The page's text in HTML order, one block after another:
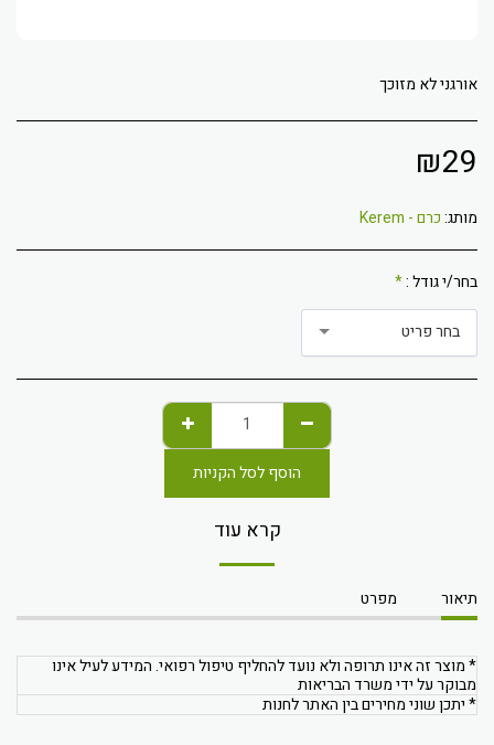
אורגני לא מזוכך
₪29
מותג:כרם - Kerem
בחר/י גודל :*
בחר פריט
הוסף לסל הקניות
קרא עוד
תיאור מפרט
* מוצר זה אינו תרופה ולא נועד להחליף טיפול רפואי. המידע לעיל אינו
מבוקר על ידי משרד הבריאות
* יתכן שוני מחירים בין האתר לחנות